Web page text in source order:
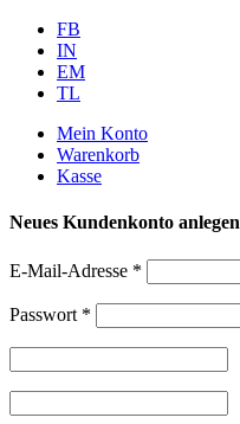
Weiter
zum
Inhalt
FB
IN
EM
TL
Mein Konto
Warenkorb
Kasse
Neues Kundenkonto anlegen
E-Mail-Adresse *
Passwort *